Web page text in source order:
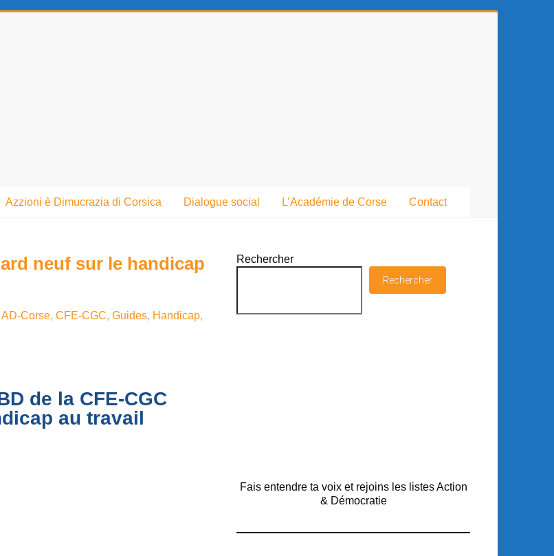
Azzioni è Dimucrazia di Corsica Dialogue social L’Académie de Corse Contact
neuf sur le handicap
AD-Corse, CFE-CGC, Guides, Handicap,
de la CFE-CGC
au travail
Rechercher
Rechercher
Fais entendre ta voix et rejoins les listes Action
& Démocratie